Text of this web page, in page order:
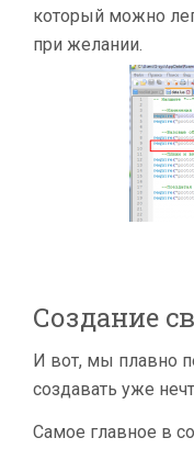
который можно
при желании.
Создание
И вот, мы плавно
создавать уже
Самое главное в